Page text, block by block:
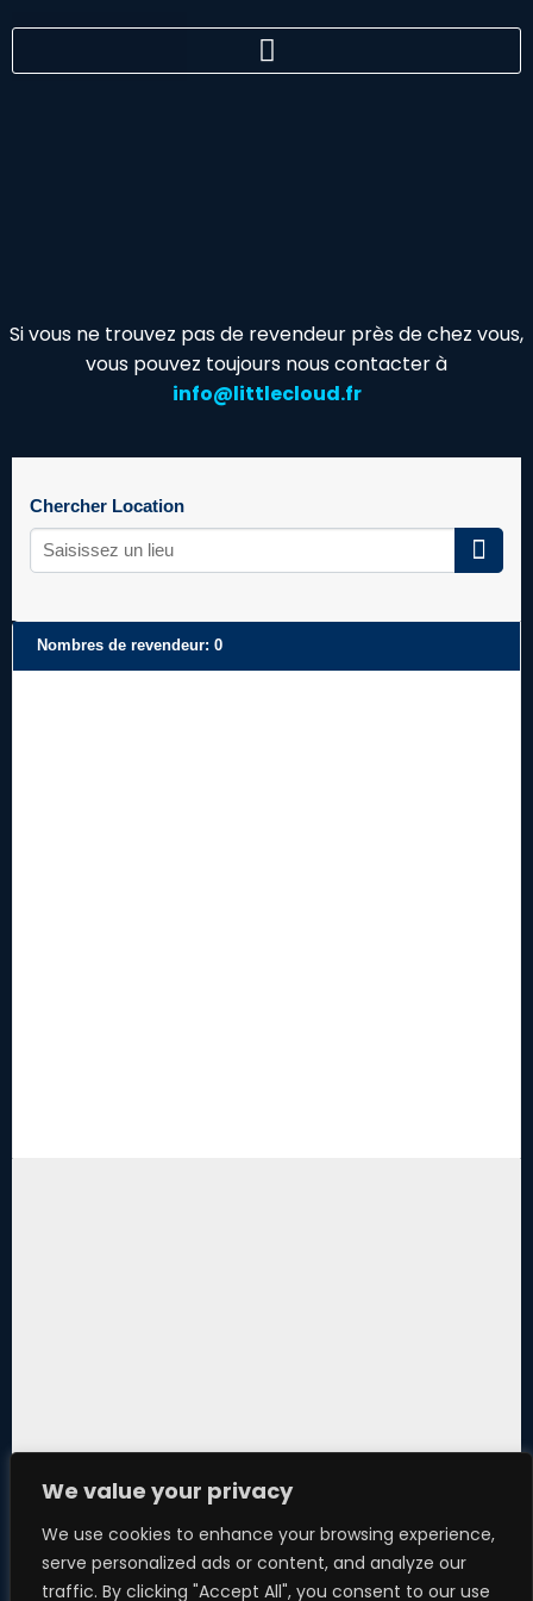
We value your privacy
We use cookies to enhance your browsing experience,
serve personalized ads or content, and analyze our
traffic. By clicking "Accept All", you consent to our use
Si vous ne trouvez pas de revendeur près de chez vous,
vous pouvez toujours nous contacter à
info@littlecloud.fr
Chercher Location
Nombres de revendeur: 0